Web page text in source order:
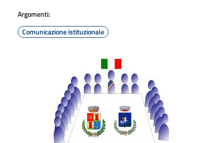
Argomenti:
Comunicazione istituzionale